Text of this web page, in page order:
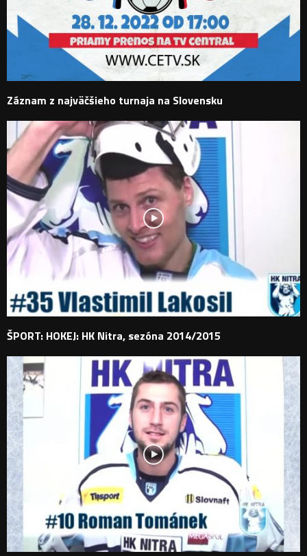
Záznam z najväčšieho turnaja na Slovensku
ŠPORT: HOKEJ: HK Nitra, sezóna 2014/2015